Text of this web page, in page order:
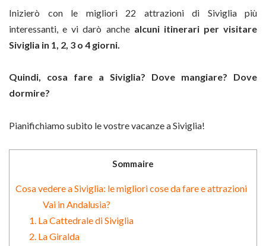
Inizierò con le migliori 22 attrazioni di Siviglia più
interessanti, e vi darò anche alcuni itinerari per visitare
Siviglia in 1, 2, 3 o 4 giorni.
Quindi, cosa fare a Siviglia? Dove mangiare? Dove
dormire?
Pianifichiamo subito le vostre vacanze a Siviglia!
Sommaire
Cosa vedere a Siviglia: le migliori cose da fare e attrazioni
Vai in Andalusia?
1. La Cattedrale di Siviglia
2. La Giralda